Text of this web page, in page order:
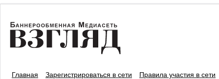
Главная Зарегистрироваться в сети Правила участия в сети